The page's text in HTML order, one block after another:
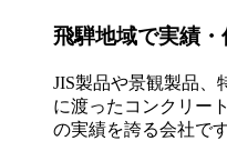
飛騨地域で実績
JIS製品や景観製品、
に渡ったコンクリー
の実績を誇る会社です